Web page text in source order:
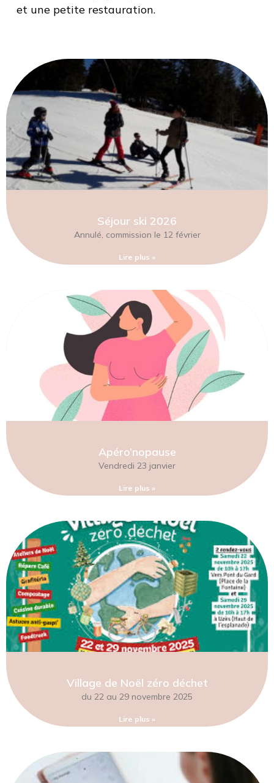
et une petite restauration.
Séjour ski 2026
Annulé, commission le 12 février
Lire plus »
Apéro’nopause
Vendredi 23 janvier
Lire plus »
Village de Noël zéro déchet
du 22 au 29 novembre 2025
Lire plus »